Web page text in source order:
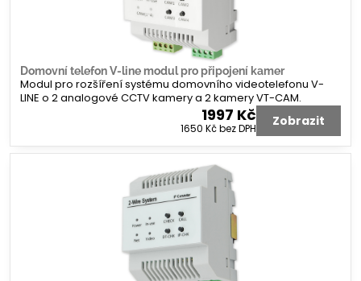
Domovní telefon V-line modul pro připojení kamer
Modul pro rozšíření systému domovního videotelefonu V-
LINE o 2 analogové CCTV kamery a 2 kamery VT-CAM.
1997 Kč
1650 Kčbez DPH Zobrazit